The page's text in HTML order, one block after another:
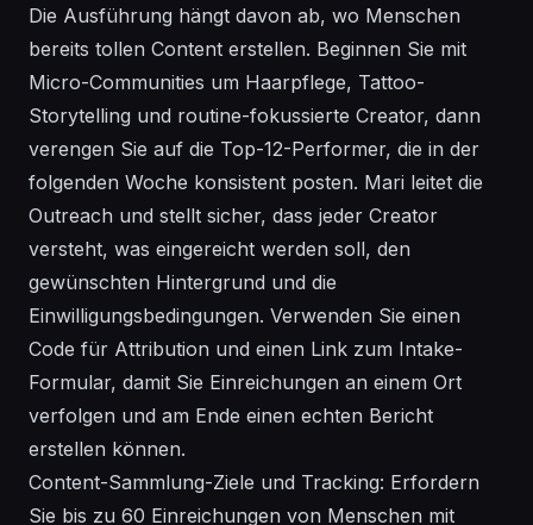
Die Ausführung hängt davon ab, wo Menschen
bereits tollen Content erstellen. Beginnen Sie mit
Micro-Communities um Haarpflege, Tattoo-
Storytelling und routine-fokussierte Creator, dann
verengen Sie auf die Top-12-Performer, die in der
folgenden Woche konsistent posten. Mari leitet die
Outreach und stellt sicher, dass jeder Creator
versteht, was eingereicht werden soll, den
gewünschten Hintergrund und die
Einwilligungsbedingungen. Verwenden Sie einen
Code für Attribution und einen Link zum Intake-
Formular, damit Sie Einreichungen an einem Ort
verfolgen und am Ende einen echten Bericht
erstellen können.
Content-Sammlung-Ziele und Tracking: Erfordern
Sie bis zu 60 Einreichungen von Menschen mit